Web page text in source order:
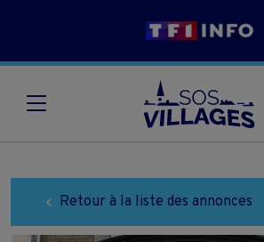
Retour à la liste des annonces